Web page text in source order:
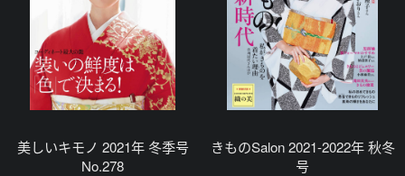
美しいキモノ 2021年 冬季号
No.278
きものSalon 2021-2022年 秋冬
号